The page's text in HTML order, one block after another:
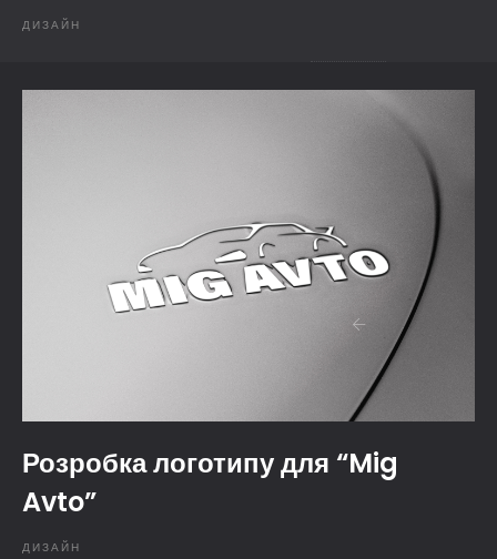
ДИЗАЙН
Розробка логотипу для “Mig
Avto”
ДИЗАЙН